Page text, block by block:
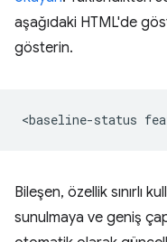
aşağıdaki HTML'de
gösterin.
Bileşen, özellik sınırlı
sunulmaya ve geniş